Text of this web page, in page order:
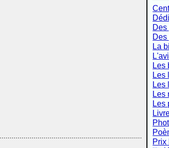
La
Les
Les
Les
Les
Les
Prix